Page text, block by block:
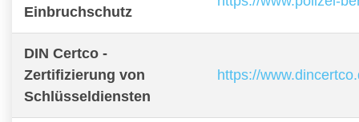
Einbruchschutz
DIN Certco -
Zertifizierung von
Schlüsseldiensten
https://